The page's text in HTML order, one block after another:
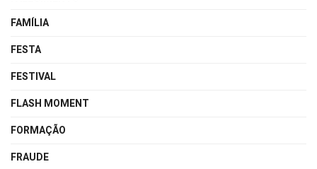
FAMÍLIA
FESTA
FESTIVAL
FLASH MOMENT
FORMAÇÃO
FRAUDE